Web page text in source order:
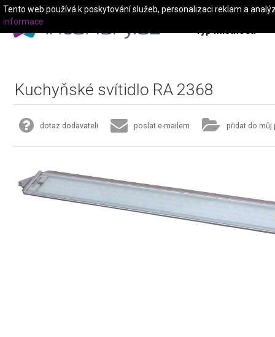
Typ místnosti
Kuchyňské svítidlo RA 2368
dotaz dodavateli poslat e-mailem přidat do můj
Tento web používá k poskytování služeb, personalizaci reklam a
informace